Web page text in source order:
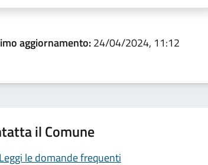
aggiornamento:24/04/2024, 11:12
il Comune
le domande frequenti